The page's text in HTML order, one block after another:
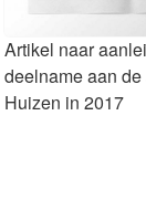
Artikel naar
deelname aan
Huizen in 2017